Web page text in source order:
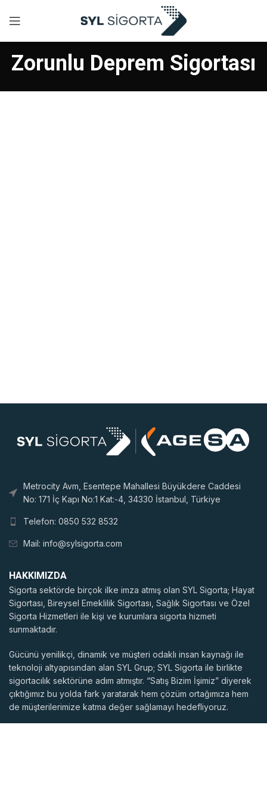
Zorunlu Deprem Sigortası
Metrocity Avm, Esentepe Mahallesi Büyükdere Caddesi
No: 171 İç Kapı No:1 Kat:-4, 34330 İstanbul, Türkiye
Telefon: 0850 532 8532
Mail: info@sylsigorta.com
HAKKIMIZDA
Sigorta sektörde birçok ilke imza atmış olan SYL Sigorta; Hayat
Sigortası, Bireysel Emeklilik Sigortası, Sağlık Sigortası ve Özel
Sigorta Hizmetleri ile kişi ve kurumlara sigorta hizmeti
sunmaktadır.
Gücünü yenilikçi, dinamik ve müşteri odaklı insan kaynağı ile
teknoloji altyapısından alan SYL Grup; SYL Sigorta ile birlikte
sigortacılık sektörüne adım atmıştır. “Satış Bizim İşimiz” diyerek
çıktığımız bu yolda fark yaratarak hem çözüm ortağımıza hem
de müşterilerimize katma değer sağlamayı hedefliyoruz.